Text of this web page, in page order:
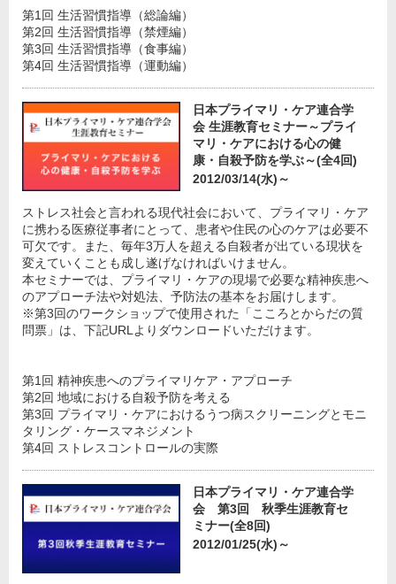
第1回 生活習慣指導（総論編）
第2回 生活習慣指導（禁煙編）
第3回 生活習慣指導（食事編）
第4回 生活習慣指導（運動編）
日本プライマリ・ケア連合学
会 生涯教育セミナー～プライ
マリ・ケアにおける心の健
康・自殺予防を学ぶ～(全4回)
2012/03/14(水)～
ストレス社会と言われる現代社会において、プライマリ・ケア
に携わる医療従事者にとって、患者や住民の心のケアは必要不
可欠です。また、毎年3万人を超える自殺者が出ている現状を
変えていくことも成し遂げなければいけません。
本セミナーでは、プライマリ・ケアの現場で必要な精神疾患へ
のアプローチ法や対処法、予防法の基本をお届けします。
※第3回のワークショップで使用された「こころとからだの質
問票」は、下記URLよりダウンロードいただけます。
第1回 精神疾患へのプライマリケア・アプローチ
第2回 地域における自殺予防を考える
第3回 プライマリ・ケアにおけるうつ病スクリーニングとモニ
タリング・ケースマネジメント
第4回 ストレスコントロールの実際
日本プライマリ・ケア連合学
会 第3回 秋季生涯教育セ
ミナー(全8回)
2012/01/25(水)～